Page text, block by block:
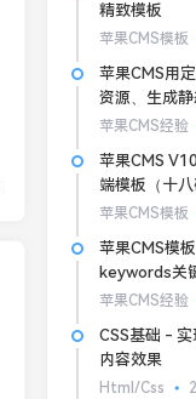
精致模板
苹果CMS模板
苹果CMS用
资源、生成
苹果CMS经验
苹果CMS V10 - 漂亮UI仿芒果TV
端模板（十八
苹果CMS模板
苹果CMS模
keywords关
基本SEO优化
苹果CMS经验
CSS基础 -
内容效果
Html/Css